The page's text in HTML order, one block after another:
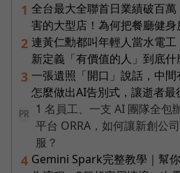
1 全台最大全聯首日業績破百
害的大型店！為何把餐廳健身
2 連黃仁勳都叫年輕人當水電
新定義「有價值的人」到底什
3 一張遺照「開口」說話，中
怎麼做出AI告別式，讓逝者最
PR
1 名員工、一支 AI 團隊全
平台 ORRA，如何讓新創公
服？
4 Gemini Spark完整教學｜幫